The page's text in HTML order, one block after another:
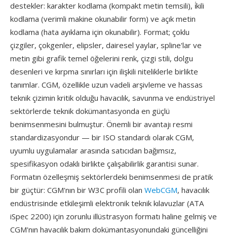
destekler: karakter kodlama (kompakt metin temsili), i̇kili
kodlama (verimli makine okunabilir form) ve açık metin
kodlama (hata ayıklama için okunabilir). Format; çoklu
çizgiler, çokgenler, elipsler, dairesel yaylar, spline'lar ve
metin gibi grafik temel öğelerini renk, çizgi stili, dolgu
desenleri ve kırpma sınırları için ilişkili niteliklerle birlikte
tanımlar. CGM, özellikle uzun vadeli arşivleme ve hassas
teknik çizimin kritik olduğu havacılık, savunma ve endüstriyel
sektörlerde teknik dokümantasyonda en güçlü
benimsenmesini bulmuştur. Önemli bir avantajı resmi
standardizasyondur — bir ISO standardı olarak CGM,
uyumlu uygulamalar arasında satıcıdan bağımsız,
spesifikasyon odaklı birlikte çalışabilirlik garantisi sunar.
Formatın özelleşmiş sektörlerdeki benimsenmesi de pratik
bir güçtür: CGM'nın bir W3C profili olan WebCGM, havacılık
endüstrisinde etkileşimli elektronik teknik kılavuzlar (ATA
iSpec 2200) için zorunlu illüstrasyon formatı haline gelmiş ve
CGM'nın havacılık bakım dokümantasyonundaki güncelliğini